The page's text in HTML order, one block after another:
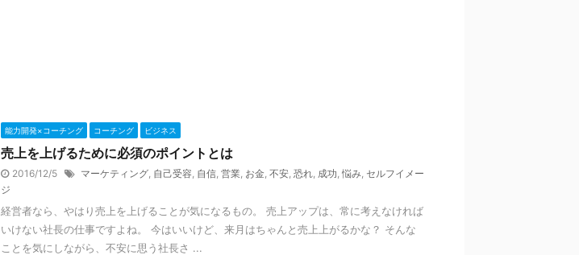
能力開発×コーチング コーチング ビジネス
売上を上げるために必須のポイントとは
2016/12/5 マーケティング, 自己受容, 自信, 営業, お金, 不安, 恐れ, 成功, 悩み, セルフイメー
ジ
経営者なら、やはり売上を上げることが気になるもの。 売上アップは、常に考えなければ
いけない社長の仕事ですよね。 今はいいけど、来月はちゃんと売上上がるかな？ そんな
ことを気にしながら、不安に思う社長さ ...